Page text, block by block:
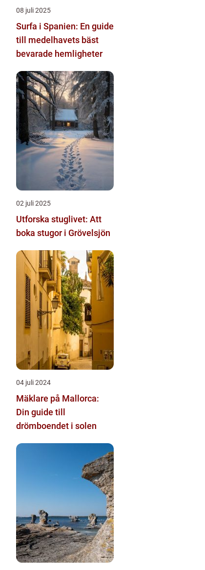
08 juli 2025
Surfa i Spanien: En guide
till medelhavets bäst
bevarade hemligheter
02 juli 2025
Utforska stuglivet: Att
boka stugor i Grövelsjön
04 juli 2024
Mäklare på Mallorca:
Din guide till
drömboendet i solen